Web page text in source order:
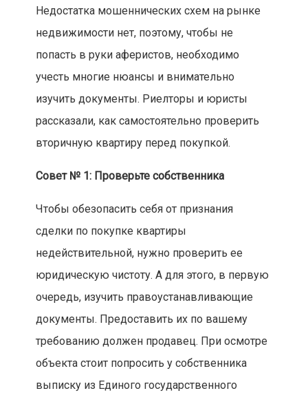
Недостатка мошеннических схем на рынке
недвижимости нет, поэтому, чтобы не
попасть в руки аферистов, необходимо
учесть многие нюансы и внимательно
изучить документы. Риелторы и юристы
рассказали, как самостоятельно проверить
вторичную квартиру перед покупкой.
Совет № 1: Проверьте собственника
Чтобы обезопасить себя от признания
сделки по покупке квартиры
недействительной, нужно проверить ее
юридическую чистоту. А для этого, в первую
очередь, изучить правоустанавливающие
документы. Предоставить их по вашему
требованию должен продавец. При осмотре
объекта стоит попросить у собственника
выписку из Единого государственного